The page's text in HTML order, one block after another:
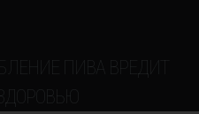
ПИВА ВРЕДИТ